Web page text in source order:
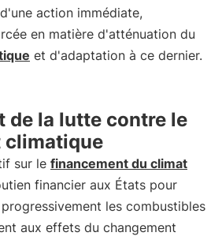
action immédiate,
en matière d'atténuation du
et d'adaptation à ce dernier.
de la lutte contre le
climatique
sur le financement du climat
financier aux États pour
les combustibles
aux effets du changement